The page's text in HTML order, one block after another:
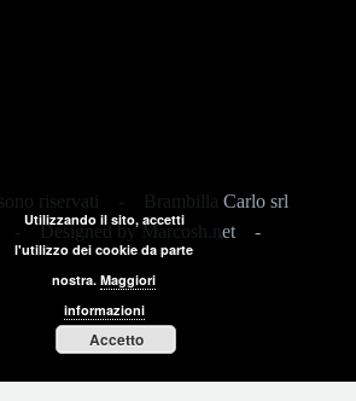
riservati - Brambilla Carlo srl
- Designed byMarcosh.net
-
Utilizzando il sito, accetti
l'utilizzo dei cookie da parte
nostra. Maggiori
informazioni
Accetto